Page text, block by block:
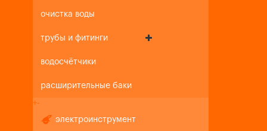
очистка воды
трубы и фитинги
водосчётчики
расширительные баки
+-
электроинструмент